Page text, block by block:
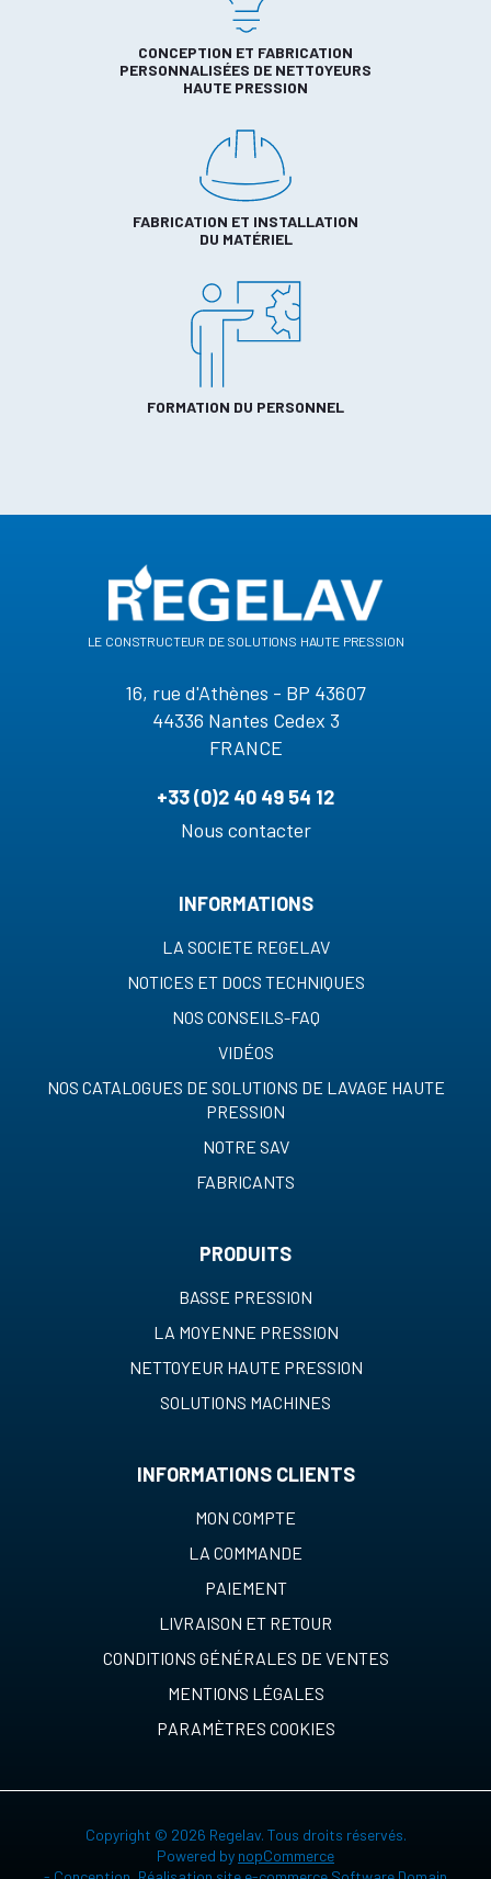
CONCEPTION ET FABRICATION
PERSONNALISÉES DE NETTOYEURS
HAUTE PRESSION
FABRICATION ET INSTALLATION
DU MATÉRIEL
FORMATION DU PERSONNEL
le constructeur de solutions haute pression
16, rue d'Athènes - BP 43607
44336 Nantes Cedex 3
FRANCE
+33 (0)2 40 49 54 12
Nous contacter
INFORMATIONS
LA SOCIETE REGELAV
NOTICES ET DOCS TECHNIQUES
NOS CONSEILS-FAQ
VIDÉOS
NOS CATALOGUES DE SOLUTIONS DE LAVAGE HAUTE
PRESSION
NOTRE SAV
FABRICANTS
PRODUITS
BASSE PRESSION
LA MOYENNE PRESSION
NETTOYEUR HAUTE PRESSION
SOLUTIONS MACHINES
INFORMATIONS CLIENTS
MON COMPTE
LA COMMANDE
PAIEMENT
LIVRAISON ET RETOUR
CONDITIONS GÉNÉRALES DE VENTES
MENTIONS LÉGALES
PARAMÈTRES COOKIES
Copyright © 2026 Regelav. Tous droits réservés.
Powered by nopCommerce